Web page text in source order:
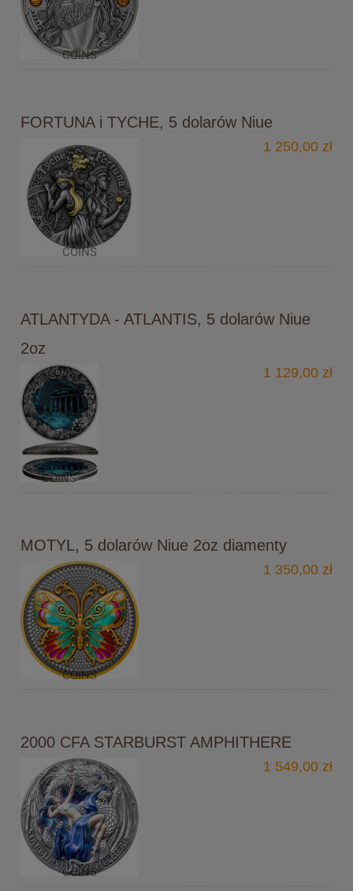
FORTUNA i TYCHE, 5 dolarów Niue
1 250,00 zł
ATLANTYDA - ATLANTIS, 5 dolarów Niue
2oz
1 129,00 zł
MOTYL, 5 dolarów Niue 2oz diamenty
1 350,00 zł
2000 CFA STARBURST AMPHITHERE
1 549,00 zł